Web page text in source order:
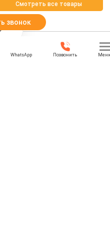
Смотреть все товары
звонок
WhatsApp Позвонить